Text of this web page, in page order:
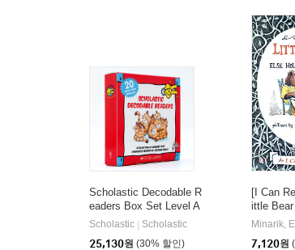
Scholastic Decodable R
eaders Box Set Level A
(StoryPlus QR코드)
Scholastic
Scholastic
25,130원 (30% 할인)
[I Can
ittle Bear
7,120원